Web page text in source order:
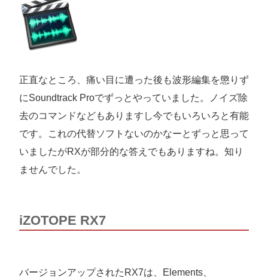
正直なところ、痛い目に遭った後も波形編集を懲りず
にSoundtrack Proでずっとやっていました。ノイズ除
去のコマンドなどもありますし今でもいろいろと有能
です。これの代替ソフトないのかなーとずっと思って
いましたがRXが部分的な答えでもありますね。知り
ませんでした。
iZOTOPE RX7
バージョンアップされたRX7は、Elements、